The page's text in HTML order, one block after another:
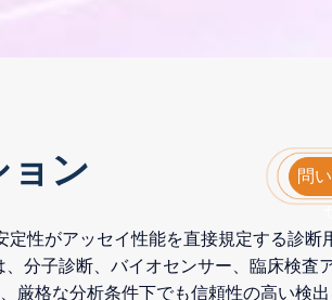
ョン
問
性がアッセイ性能を直接規定する診断
分子診断、バイオセンサー、臨床検査
厳格な分析条件下でも信頼性の高い検